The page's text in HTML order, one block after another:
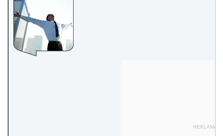
REKLAMA